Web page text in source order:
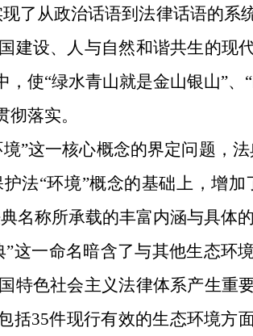
了从政治话语到法律话语的系
建设、人与自然和谐共生的现
使“绿水青山就是金山银山”、
落实。
”这一核心概念的界定问题，法
法“环境”概念的基础上，增
名称所承载的丰富内涵与具体
”这一命名暗含了与其他生态环
特色社会主义法律体系产生重
括35件现行有效的生态环境方